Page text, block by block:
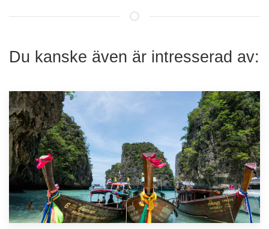
Du kanske även är intresserad av: